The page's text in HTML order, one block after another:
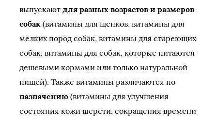
выпускают для разных возрастов и размеров
собак (витамины для щенков, витамины для
мелких пород собак, витамины для стареющих
собак, витамины для собак, которые питаются
дешевыми кормами или только натуральной
пищей). Также витамины различаются по
назначению (витамины для улучшения
состояния кожи шерсти, сокращения времени